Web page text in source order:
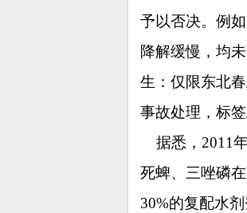
予以否决。例
降解缓慢，均
生：仅限东北
事故处理，标
据悉，2011
死蜱、三唑磷
30%的复配水